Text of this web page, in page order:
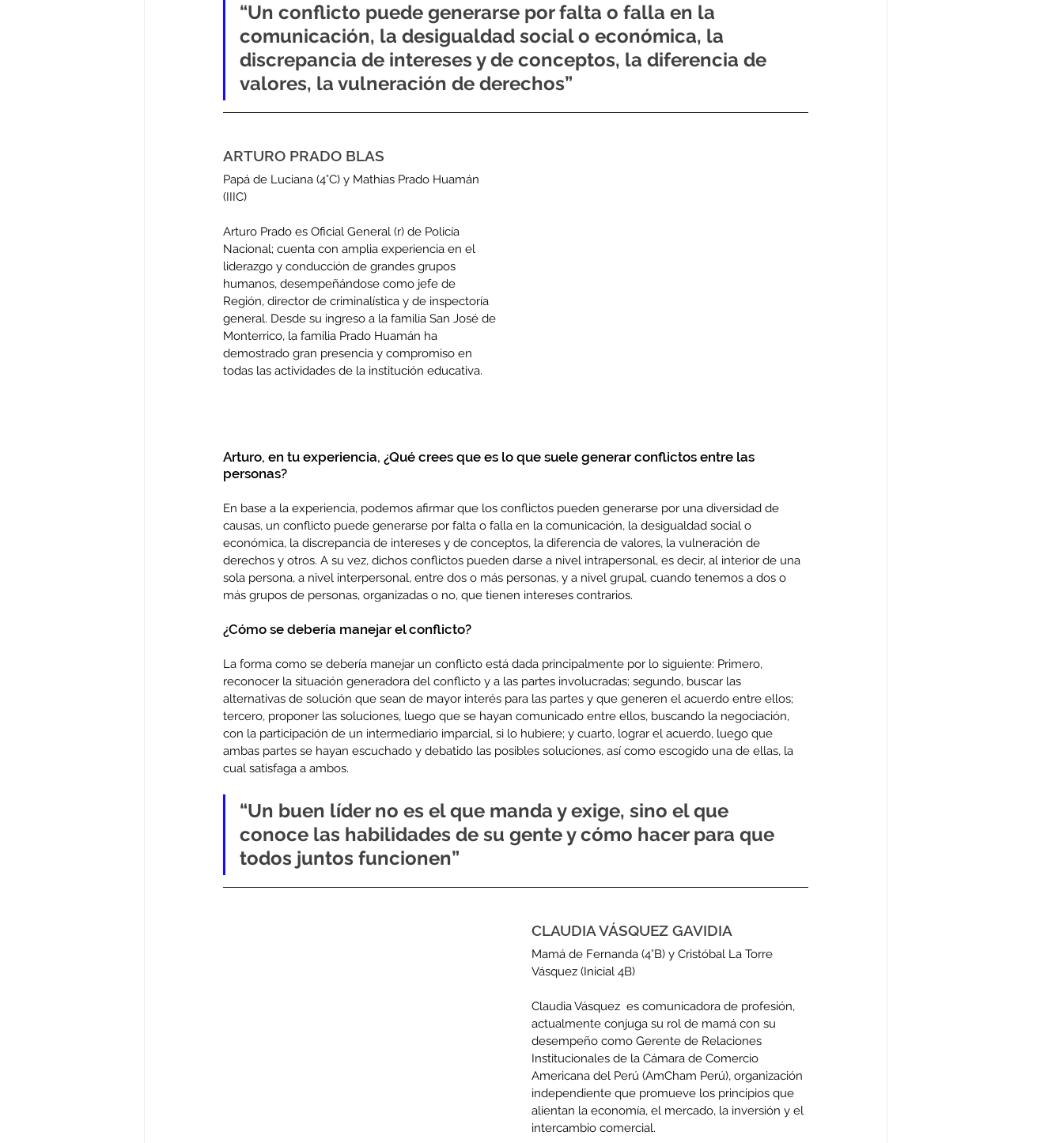
“Un conflicto puede generarse por falta o falla en la
comunicación, la desigualdad social o económica, la
discrepancia de intereses y de conceptos, la diferencia de
valores, la vulneración de derechos”
ARTURO PRADO BLAS
Papá de Luciana (4°C) y Mathias Prado Huamán
(IIIC)
Arturo Prado es Oficial General (r) de Policía
Nacional; cuenta con amplia experiencia en el
liderazgo y conducción de grandes grupos
humanos, desempeñándose como jefe de
Región, director de criminalística y de inspectoría
general. Desde su ingreso a la familia San José de
Monterrico, la familia Prado Huamán ha
demostrado gran presencia y compromiso en
todas las actividades de la institución educativa.
Arturo, en tu experiencia, ¿Qué crees que es lo que suele generar conflictos entre las
personas?
En base a la experiencia, podemos afirmar que los conflictos pueden generarse por una diversidad de
causas, un conflicto puede generarse por falta o falla en la comunicación, la desigualdad social o
económica, la discrepancia de intereses y de conceptos, la diferencia de valores, la vulneración de
derechos y otros. A su vez, dichos conflictos pueden darse a nivel intrapersonal, es decir, al interior de una
sola persona, a nivel interpersonal, entre dos o más personas, y a nivel grupal, cuando tenemos a dos o
más grupos de personas, organizadas o no, que tienen intereses contrarios.
¿Cómo se debería manejar el conflicto?
La forma como se debería manejar un conflicto está dada principalmente por lo siguiente: Primero,
reconocer la situación generadora del conflicto y a las partes involucradas; segundo, buscar las
alternativas de solución que sean de mayor interés para las partes y que generen el acuerdo entre ellos;
tercero, proponer las soluciones, luego que se hayan comunicado entre ellos, buscando la negociación,
con la participación de un intermediario imparcial, si lo hubiere; y cuarto, lograr el acuerdo, luego que
ambas partes se hayan escuchado y debatido las posibles soluciones, así como escogido una de ellas, la
cual satisfaga a ambos.
“Un buen líder no es el que manda y exige, sino el que
conoce las habilidades de su gente y cómo hacer para que
todos juntos funcionen”
CLAUDIA VÁSQUEZ GAVIDIA
Mamá de Fernanda (4°B) y Cristóbal La Torre
Vásquez (Inicial 4B)
Claudia Vásquez  es comunicadora de profesión,
actualmente conjuga su rol de mamá con su
desempeño como Gerente de Relaciones
Institucionales de la Cámara de Comercio
Americana del Perú (AmCham Perú), organización
independiente que promueve los principios que
alientan la economía, el mercado, la inversión y el
intercambio comercial.